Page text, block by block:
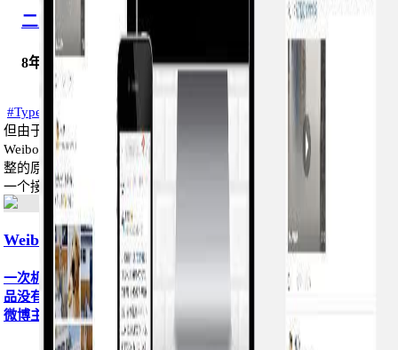
二呆
8年前 (2018-07-02) typecho模板 #Typecho#
#Typecho#
一次机缘巧合发现了薄荷站长的这类的二次开发产品，
但由于贵产品没有手机版，所以自己单独实现了整套原创的
WeiboForTypecho微博主题，目前V1.0版本已完成，而作者首个完
整的原创主题诞生。二呆在N久之前早已接触主题、插件开发，第
一个接触的博客程序是wordpress，随后...
WeiboForTypecho微博主题...
一次机缘巧合发现了薄荷站长的这类的二次开发产品，但由于贵产
品没有手机版，所以自己单独实现了整套原创的WeiboForTypecho
微博主题，...